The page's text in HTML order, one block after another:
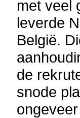
met veel
leverde
België.
de
snode